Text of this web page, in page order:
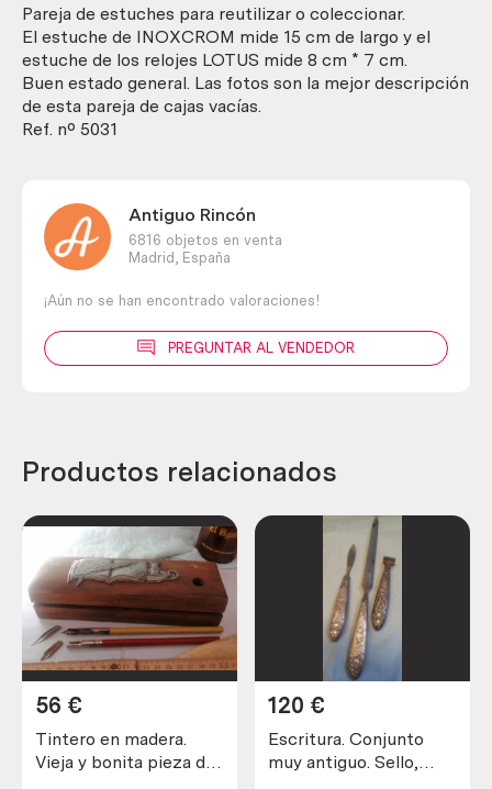
de
reloj.
Marcas
INOXCROM
Pareja de estuches para reutilizar o coleccionar.
El estuche de INOXCROM mide 15 cm de largo y el
estuche de los relojes LOTUS mide 8 cm * 7 cm.
Buen estado general. Las fotos son la mejor descripción
de esta pareja de cajas vacías.
Ref. nº 5031
Antiguo Rincón
6816 objetos en venta
Madrid,
España
¡Aún no se han encontrado valoraciones!
PREGUNTAR AL VENDEDOR
Productos relacionados
Tintero en madera.
Vieja y bonita pieza de
56 €
Escritura. Conjunto
muy antiguo. Sello,
120 €